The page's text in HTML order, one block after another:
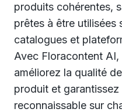
produits cohérentes,
prêtes à être utilisées
catalogues et
Avec Floracontent
améliorez la qualité
produit et
reconnaissable sur